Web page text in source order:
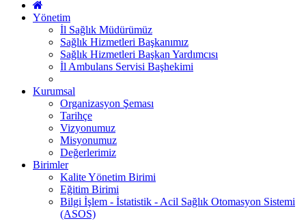
Yönetim
İl Sağlık Müdürümüz
Sağlık Hizmetleri Başkanımız
Sağlık Hizmetleri Başkan Yardımcısı
İl Ambulans Servisi Başhekimi
Kurumsal
Organizasyon Şeması
Tarihçe
Vizyonumuz
Misyonumuz
Değerlerimiz
Birimler
Kalite Yönetim Birimi
Eğitim Birimi
Bilgi İşlem - İstatistik - Acil Sağlık Otomasyon Sistemi
(ASOS)